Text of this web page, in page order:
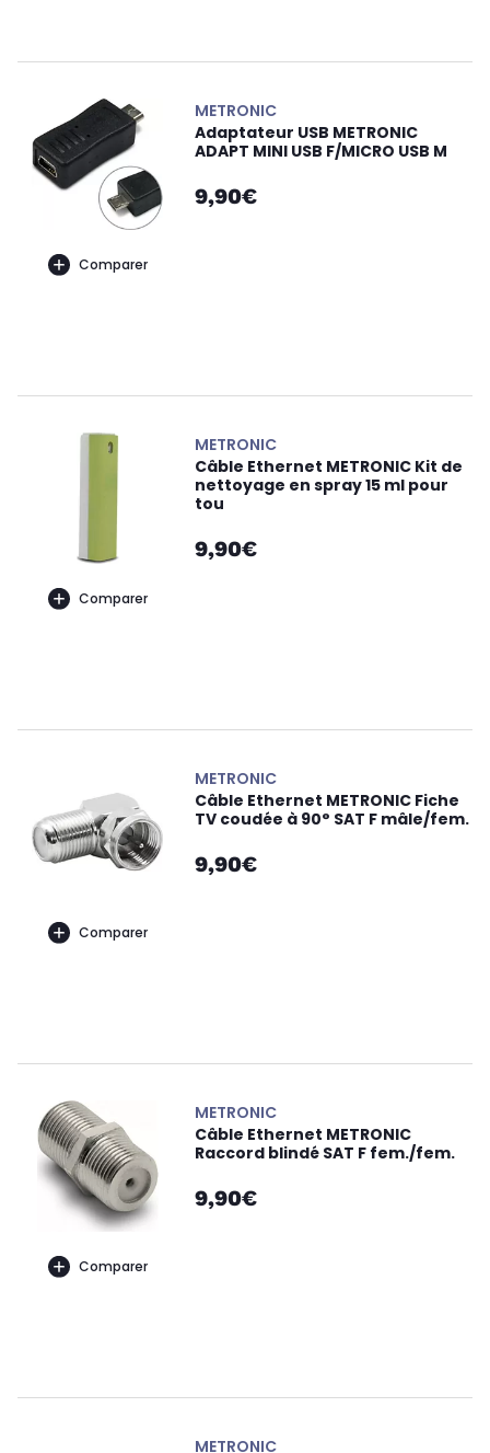
Comparer
METRONIC
Adaptateur USB METRONIC
ADAPT MINI USB F/MICRO USB M
9,90€
Comparer
METRONIC
Câble Ethernet METRONIC Kit de
nettoyage en spray 15 ml pour
tou
9,90€
Comparer
METRONIC
Câble Ethernet METRONIC Fiche
TV coudée à 90° SAT F mâle/fem.
9,90€
Comparer
METRONIC
Câble Ethernet METRONIC
Raccord blindé SAT F fem./fem.
9,90€
METRONIC